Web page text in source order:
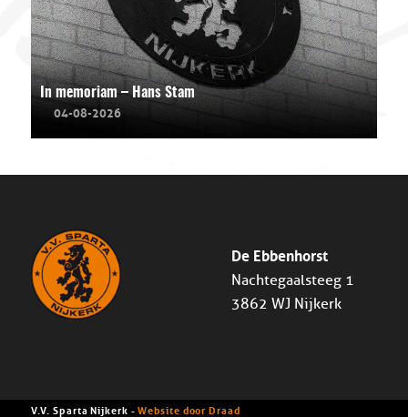
In memoriam – Hans Stam
04-08-2026
De Ebbenhorst
Nachtegaalsteeg 1
3862 WJ Nijkerk
V.V. Sparta Nijkerk -Website door Draad